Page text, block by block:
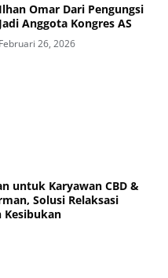
Ilhan Omar Dari Pengungsi
Jadi Anggota Kongres AS
Februari 26, 2026
untuk Karyawan CBD &
Solusi Relaksasi
Kesibukan